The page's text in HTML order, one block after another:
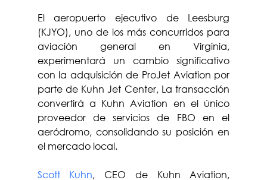
El aeropuerto ejecutivo de Leesburg
(KJYO), uno de los más concurridos para
aviación general en Virginia,
experimentará un cambio significativo
con la adquisición de ProJet Aviation por
parte de Kuhn Jet Center, La transacción
convertirá a Kuhn Aviation en el único
proveedor de servicios de FBO en el
aeródromo, consolidando su posición en
el mercado local.
Scott Kuhn, CEO de Kuhn Aviation,